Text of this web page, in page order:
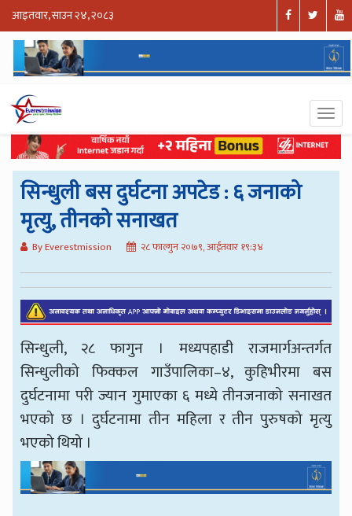
आइतवार, साउन २४, २०८३
सिन्धुली बस दुर्घटना अपटेड : ६ जनाको
मृत्यु, तीनको सनाखत
By Everestmission २८ फाल्गुन २०७९, आईतवार १९:३४
सिन्धुली, २८ फागुन । मध्यपहाडी राजमार्गअन्तर्गत
सिन्धुलीको फिक्कल गाउँपालिका–४, कुहिभीरमा बस
दुर्घटनामा परी ज्यान गुमाएका ६ मध्ये तीनजनाको सनाखत
भएको छ । दुर्घटनामा तीन महिला र तीन पुरुषको मृत्यु
भएको थियो ।